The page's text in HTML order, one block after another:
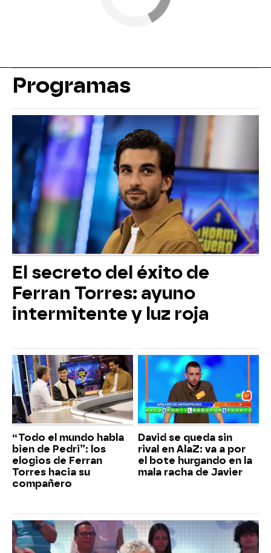
Programas
El secreto del éxito de
Ferran Torres: ayuno
intermitente y luz roja
“Todo el mundo habla
bien de Pedri”: los
elogios de Ferran
Torres hacia su
compañero
David se queda sin
rival en AlaZ: va a por
el bote hurgando en la
mala racha de Javier